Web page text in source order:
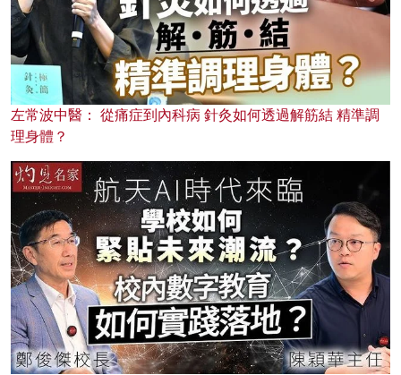
左常波中醫： 從痛症到內科病 針灸如何透過解筋結 精準調
理身體？